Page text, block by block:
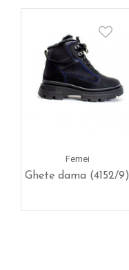
Femei
Ghete dama (4152/9)